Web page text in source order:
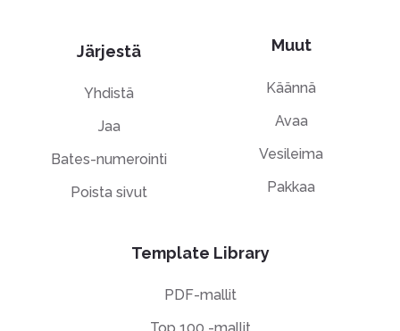
Järjestä
Yhdistä
Jaa
Bates-numerointi
Poista sivut
Muut
Käännä
Avaa
Vesileima
Pakkaa
Template Library
PDF-mallit